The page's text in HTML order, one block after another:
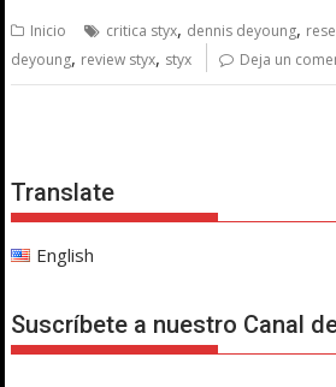
Inicio critica styx, dennis deyoung,
deyoung, review styx, styx Deja un
Translate
English
Suscríbete a nuestro Canal